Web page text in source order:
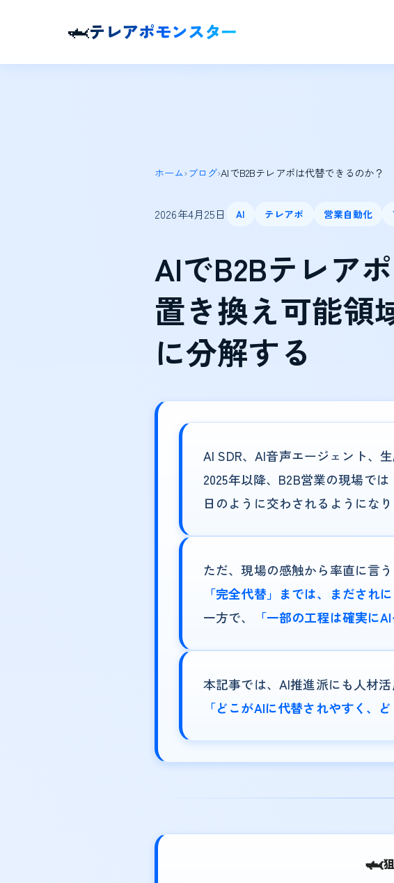
🦈テレアポモンスター
ホーム›ブログ›AIでB2Bテレアポは代替できるのか？
2026年4月25日 AI テレアポ 営業自動化
AIでB2Bテレア
置き換え可能領
に分解する
AI SDR、AI音声エージェント、
2025年以降、B2B営業の現場では
日のように交わされるようになり
ただ、現場の感触から率直に言う
「完全代替」までは、まだされ
一方で、
「一部の工程は確実に
本記事では、AI推進派にも人材活
「どこがAIに代替されやすく、
🦈